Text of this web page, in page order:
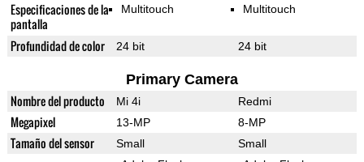
Especificaciones de la
pantalla
Multitouch Multitouch
Profundidad de color 24 bit 24 bit
Primary Camera
Nombre del producto Mi 4i Redmi
Megapixel 13-MP 8-MP
Tamaño del sensor Small Small